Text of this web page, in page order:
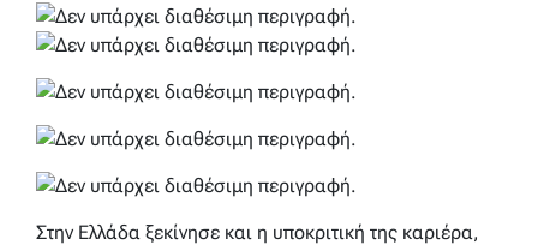
Στην Ελλάδα ξεκίνησε και η υποκριτική της καριέρα,